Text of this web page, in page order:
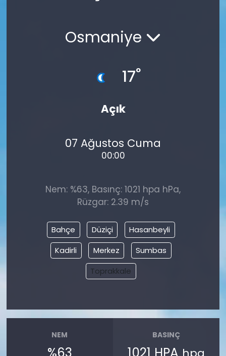
Osmaniye
17°
Açık
07 Ağustos Cuma
00:00
Nem: %63, Basınç: 1021 hpa hPa,
Rüzgar: 2.39 m/s
Bahçe Düziçi
Hasanbeyli
Kadirli
Merkez
Sumbas
Toprakkale
NEM BASINÇ
Teknoloji